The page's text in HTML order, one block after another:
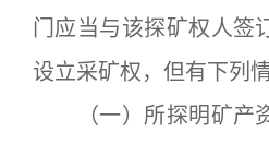
门应当与该探矿权人签
设立采矿权，但有下列
（一）所探明矿产